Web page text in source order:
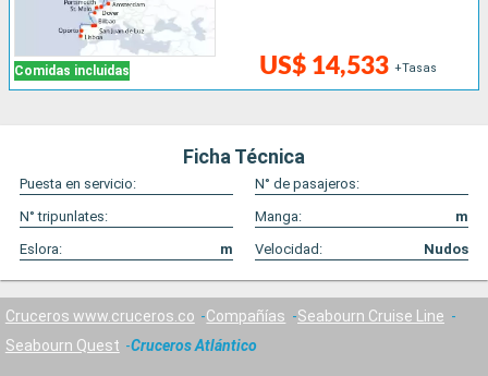
Comidas incluidas US$ 14,533 +Tasas
Ficha Técnica
Puesta en servicio:
N° de pasajeros:
N° tripunlates:
Manga:
m
Eslora:
m Velocidad: Nudos
Cruceros www.cruceros.co Compañías
Seabourn Cruise Line
Seabourn Quest
Cruceros Atlántico